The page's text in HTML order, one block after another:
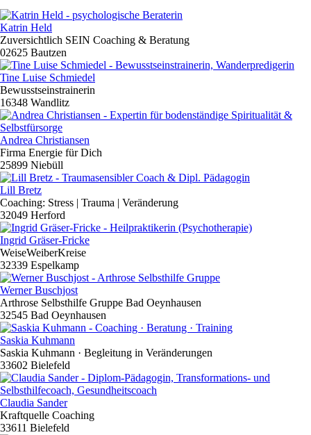
Katrin Held
Zuversichtlich SEIN Coaching & Beratung
02625 Bautzen
Tine Luise Schmiedel
Bewusstseinstrainerin
16348 Wandlitz
Andrea Christiansen
Firma Energie für Dich
25899 Niebüll
Lill Bretz
Coaching: Stress | Trauma | Veränderung
32049 Herford
Ingrid Gräser-Fricke
WeiseWeiberKreise
32339 Espelkamp
Werner Buschjost
Arthrose Selbsthilfe Gruppe Bad Oeynhausen
32545 Bad Oeynhausen
Saskia Kuhmann
Saskia Kuhmann · Begleitung in Veränderungen
33602 Bielefeld
Claudia Sander
Kraftquelle Coaching
33611 Bielefeld